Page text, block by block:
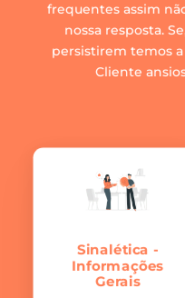
frequentes assim
nossa resposta.
persistirem temos
Cliente
Sinalética -
Informações
Gerais